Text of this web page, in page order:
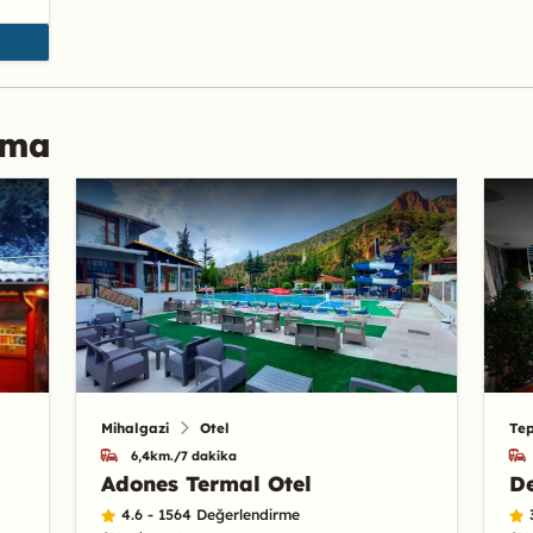
Mihalgazi Otel
6,4km./7 dakika
Adones Termal Otel
4.6 - 1564 Değerlendirme